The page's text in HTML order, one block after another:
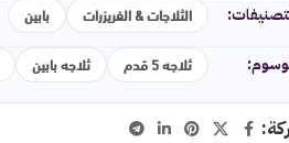
الثلاجات & الفريزرات بابين
ثلاجه 5 قدم ثلاجه بابين